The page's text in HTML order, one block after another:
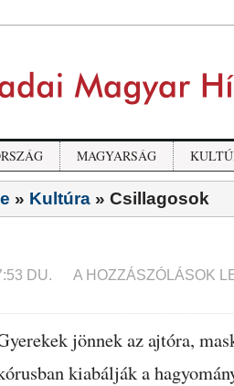
MAGYARSÁG
» Kultúra » Csillagosok
DU.
CSILLAGOSOK
A HOZZÁSZÓLÁSOK
jönnek az ajtóra,
kiabálják a